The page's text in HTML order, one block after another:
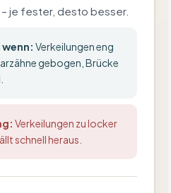
je fester, desto besser.
Verkeilungen eng
gebogen, Brücke
Verkeilungen zu locker
schnell heraus.